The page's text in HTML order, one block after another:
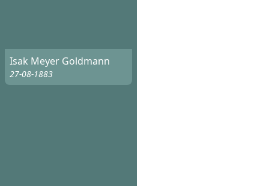
Isak Meyer Goldmann
27-08-1883